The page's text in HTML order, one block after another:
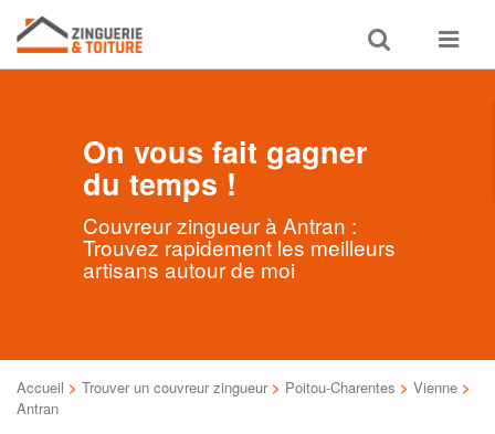
Toggle
search
Toggle
On vous fait gagner
du temps !
Couvreur zingueur à Antran :
Trouvez rapidement les meilleurs
artisans autour de moi
Accueil > Trouver un couvreur zingueur > Poitou-Charentes > Vienne >
Antran